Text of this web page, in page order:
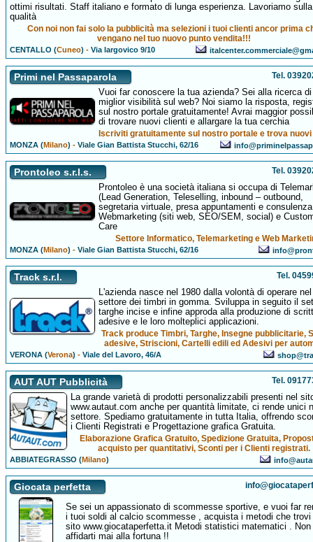
ottimi risultati. Staff italiano e formato di lunga esperienza. Lavoriamo sulla
qualità
Con noi non fai solo la pubblicità ma selezioni i tuoi clienti ancor prima
vengano nel tuo nuovo punto vendita!!!
CENTALLO (Cuneo) -Via largovico 9/10
Primi nel Passaparola Tel.
Vuoi far conoscere la tua azienda? Sei alla ricerca di
miglior visibilità sul web? Noi siamo la risposta,
sul nostro portale gratuitamente! Avrai maggior
di trovare nuovi clienti e allargare la tua cerchia
Iscriviti gratuitamente sul nostro portale e trova
MONZA (Milano) -Viale Gian Battista Stucchi, 62/16
Prontoleo s.r.l.s. Tel.
Prontoleo è una società italiana si occupa di
(Lead Generation, Teleselling, inbound – outbound,
segretaria virtuale, presa appuntamenti e
Webmarketing (siti web, SEO/SEM, social) e
Care
Settore Informatico, Telemarketing e Web
MONZA (Milano) -Viale Gian Battista Stucchi, 62/16
Track s.r.l. Tel.
L'azienda nasce nel 1980 dalla volontà di operare nel
settore dei timbri in gomma. Sviluppa in seguito il
targhe incise e infine approda alla produzione di
adesive e le loro molteplici applicazioni.
Track produce Timbri, Targhe, Insegne pubblicitarie,
adesive, Striscioni, Cartelli edili ed Adesivi per
VERONA (Verona) -Viale del Lavoro, 46/A
AUT AUT Pubblicità Tel.
La grande varietà di prodotti personalizzabili presenti nel
www.autaut.com anche per quantità limitate, ci rende unici
settore. Spediamo gratuitamente in tutta Italia, offrendo
i Clienti Registrati e Progettazione grafica Gratuita.
Elaborazione Grafica Gratuito, Spedizione Gratuita,
acquisto per quantitativi, Sconti per i Clienti registrati.
ABBIATEGRASSO (Milano)
Giocata perfetta
Se sei un appassionato di scommesse sportive, e vuoi far
i tuoi soldi al calcio scommesse , acquista i metodi che trovi
sito www.giocataperfetta.it Metodi statistici matematici . Non
affidarti mai alla fortuna !!